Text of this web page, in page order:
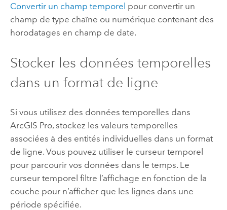
Convertir un champ temporel pour convertir un
champ de type chaîne ou numérique contenant des
horodatages en champ de date.
Stocker les données temporelles
dans un format de ligne
Si vous utilisez des données temporelles dans
ArcGIS Pro, stockez les valeurs temporelles
associées à des entités individuelles dans un format
de ligne. Vous pouvez utiliser le curseur temporel
pour parcourir vos données dans le temps. Le
curseur temporel filtre l’affichage en fonction de la
couche pour n’afficher que les lignes dans une
période spécifiée.